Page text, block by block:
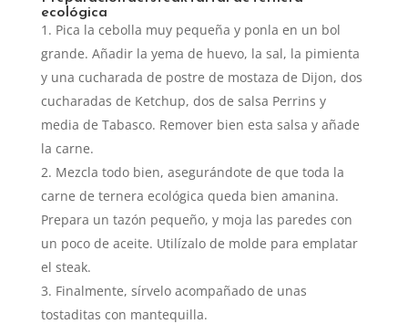
ecológica
Pica la cebolla muy pequeña y ponla en un bol
grande. Añadir la yema de huevo, la sal, la pimienta
y una cucharada de postre de mostaza de Dijon, dos
cucharadas de Ketchup, dos de salsa Perrins y
media de Tabasco. Remover bien esta salsa y añade
la carne.
Mezcla todo bien, asegurándote de que toda la
carne de ternera ecológica queda bien amanina.
Prepara un tazón pequeño, y moja las paredes con
un poco de aceite. Utilízalo de molde para emplatar
el steak.
Finalmente, sírvelo acompañado de unas
tostaditas con mantequilla.